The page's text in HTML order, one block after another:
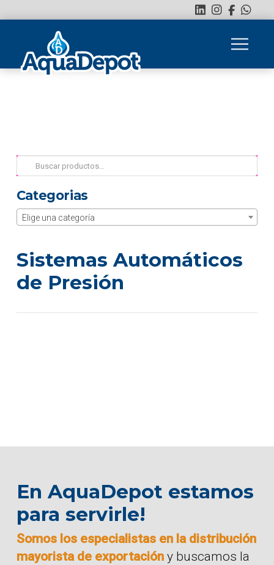
Buscar
por:
Categorias
Elige una categoría
Sistemas Automáticos
de Presión
En AquaDepot estamos
para servirle!
Somos los especialistas en la distribución
mayorista de exportacióny buscamos la